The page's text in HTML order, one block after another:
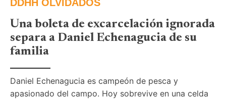
DDHH OLVIDADOS
Una boleta de excarcelación ignorada
separa a Daniel Echenagucia de su
familia
Daniel Echenagucia es campeón de pesca y
apasionado del campo. Hoy sobrevive en una celda